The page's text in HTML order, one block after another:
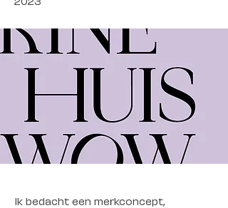
Ik bedacht een merkconcept,